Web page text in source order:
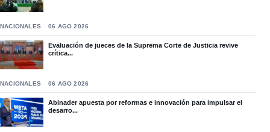
NACIONALES 06 AGO 2026
Evaluación de jueces de la Suprema Corte de Justicia revive
crítica...
NACIONALES 06 AGO 2026
Abinader apuesta por reformas e innovación para impulsar el
desarro...